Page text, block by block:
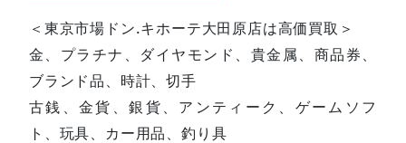
＜東京市場ドン.キホーテ大田原店は高価買取＞
金、プラチナ、ダイヤモンド、貴金属、商品券、
ブランド品、時計、切手
古銭、金貨、銀貨、アンティーク、ゲームソフ
ト、玩具、カー用品、釣り具